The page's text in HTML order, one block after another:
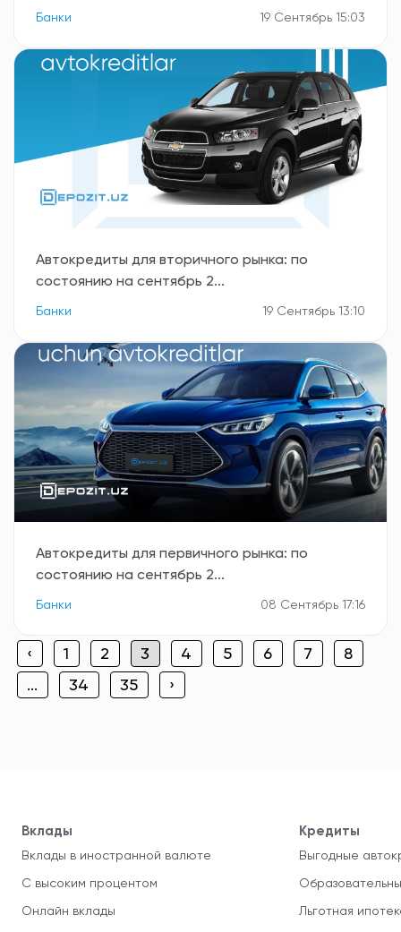
Банки 19 Сентябрь 15:03
Автокредиты для вторичного рынка: по
состоянию на сентябрь 2...
Банки 19 Сентябрь 13:10
Автокредиты для первичного рынка: по
состоянию на сентябрь 2...
Банки 08 Сентябрь 17:16
‹ 1 2 3 4 5 6 7
8
...
34 35 ›
Вклады
Вклады в иностранной валюте
С высоким процентом
Онлайн вклады
Кредиты
Выгодные
Льготная